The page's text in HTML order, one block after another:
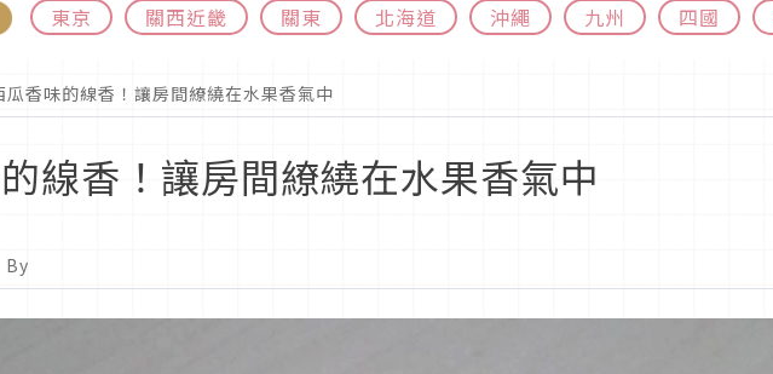
東京 關西近畿 關東 北海道 沖繩 九州 四國
瓜香味的線香！讓房間繚繞在水果香氣中
線香！讓房間繚繞在水果香氣中
By